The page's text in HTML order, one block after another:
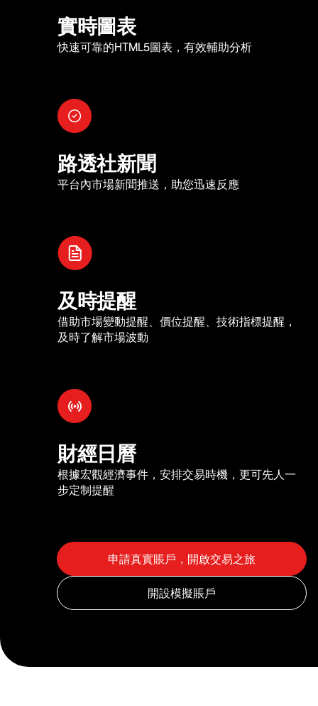
實時圖表
快速可靠的HTML5圖表，有效輔助分析
路透社新聞
平台內市場新聞推送，助您迅速反應
及時提醒
借助市場變動提醒、價位提醒、技術指標提醒，
及時了解市場波動
財經日曆
根據宏觀經濟事件，安排交易時機，更可先人一
步定制提醒